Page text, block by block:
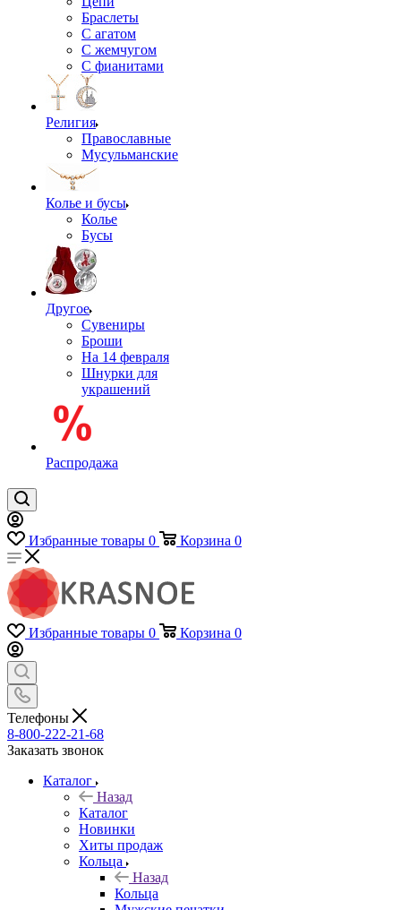
Браслеты
С агатом
С жемчугом
С фианитами
Религия
Православные
Мусульманские
Колье и бусы
Колье
Бусы
Другое
Сувениры
Броши
На 14 февраля
Шнурки для
украшений
Распродажа
Избранные товары 0 Корзина 0
Избранные товары 0 Корзина 0
Телефоны
8-800-222-21-68
Заказать звонок
Каталог
Назад
Каталог
Новинки
Хиты продаж
Кольца
Назад
Кольца